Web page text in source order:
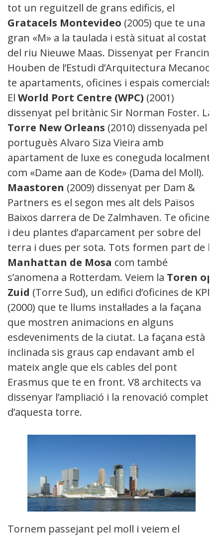
tot un reguitzell de grans edificis, el
Gratacels Montevideo (2005) que te una
gran «M» a la taulada i està situat al costat
del riu Nieuwe Maas. Dissenyat per Francine
Houben de l’Estudi d’Arquitectura Mecanoo,
te apartaments, oficines i espais comercials.
El World Port Centre (WPC) (2001)
dissenyat pel britànic Sir Norman Foster. La
Torre New Orleans (2010) dissenyada pel
portuguès Alvaro Siza Vieira amb
apartament de luxe es coneguda localment
com «Dame aan de Kode» (Dama del Moll).
Maastoren (2009) dissenyat per Dam &
Partners es el segon mes alt dels Països
Baixos darrera de De Zalmhaven. Te oficines
i deu plantes d’aparcament per sobre del
terra i dues per sota. Tots formen part de la
Manhattan de Mosa com també
s’anomena a Rotterdam. Veiem la Toren op
Zuid (Torre Sud), un edifici d’oficines de KPN
(2000) que te llums instal·lades a la façana
que mostren animacions en alguns
esdeveniments de la ciutat. La façana està
inclinada sis graus cap endavant amb el
mateix angle que els cables del pont
Erasmus que te en front. V8 architects va
dissenyar l’ampliació i la renovació completa
d’aquesta torre.
Tornem passejant pel moll i veiem el